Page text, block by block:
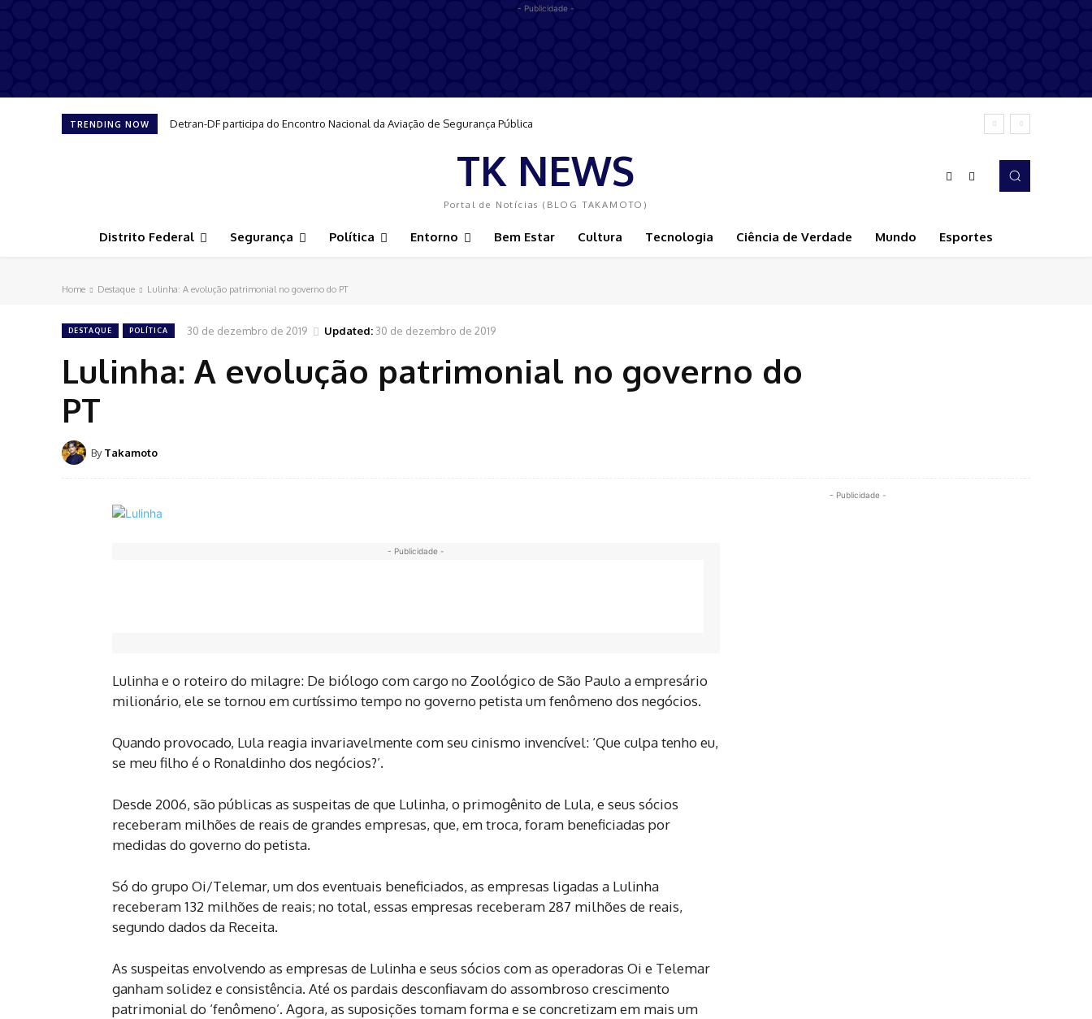
- Publicidade -
TRENDING NOW Detran-DF participa do Encontro Nacional da Aviação de Segurança Pública
TK NEWS
Portal de Notícias (BLOG TAKAMOTO)
Distrito Federal Segurança Política Entorno Bem Estar Cultura Tecnologia Ciência de Verdade Mundo Esportes
Home Destaque Lulinha: A evolução patrimonial no governo do PT
DESTAQUE POLÍTICA 30 de dezembro de 2019 Updated: 30 de dezembro de 2019
Lulinha: A evolução patrimonial no governo do
PT
By Takamoto
- Publicidade -
Lulinha e o roteiro do milagre: De biólogo com cargo no Zoológico de São Paulo a empresário
milionário, ele se tornou em curtíssimo tempo no governo petista um fenômeno dos negócios.
Quando provocado, Lula reagia invariavelmente com seu cinismo invencível: ‘Que culpa tenho eu,
se meu filho é o Ronaldinho dos negócios?’.
Desde 2006, são públicas as suspeitas de que Lulinha, o primogênito de Lula, e seus sócios
receberam milhões de reais de grandes empresas, que, em troca, foram beneficiadas por
medidas do governo do petista.
Só do grupo Oi/Telemar, um dos eventuais beneficiados, as empresas ligadas a Lulinha
receberam 132 milhões de reais; no total, essas empresas receberam 287 milhões de reais,
segundo dados da Receita.
As suspeitas envolvendo as empresas de Lulinha e seus sócios com as operadoras Oi e Telemar
ganham solidez e consistência. Até os pardais desconfiavam do assombroso crescimento
patrimonial do ‘fenômeno’. Agora, as suposições tomam forma e se concretizam em mais um
- Publicidade -